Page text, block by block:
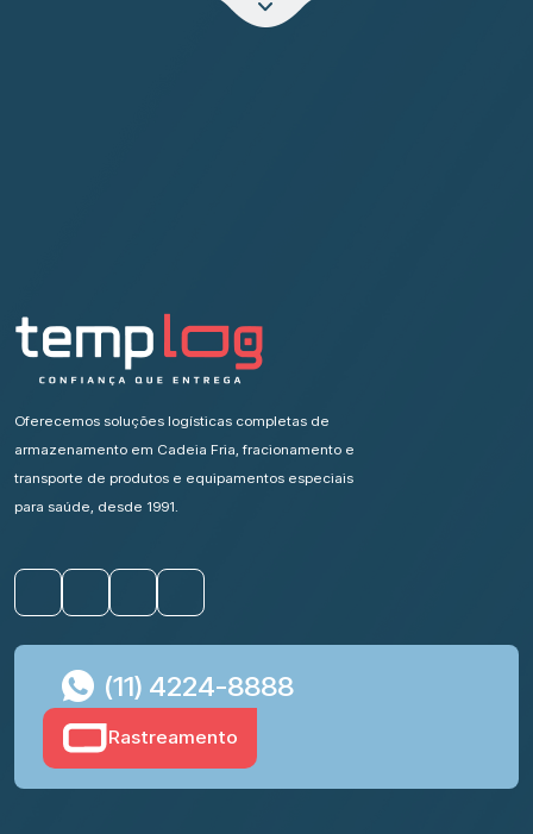
Oferecemos soluções logísticas completas de
armazenamento em Cadeia Fria, fracionamento e
transporte de produtos e equipamentos especiais
para saúde, desde 1991.
(11) 4224-8888
Rastreamento